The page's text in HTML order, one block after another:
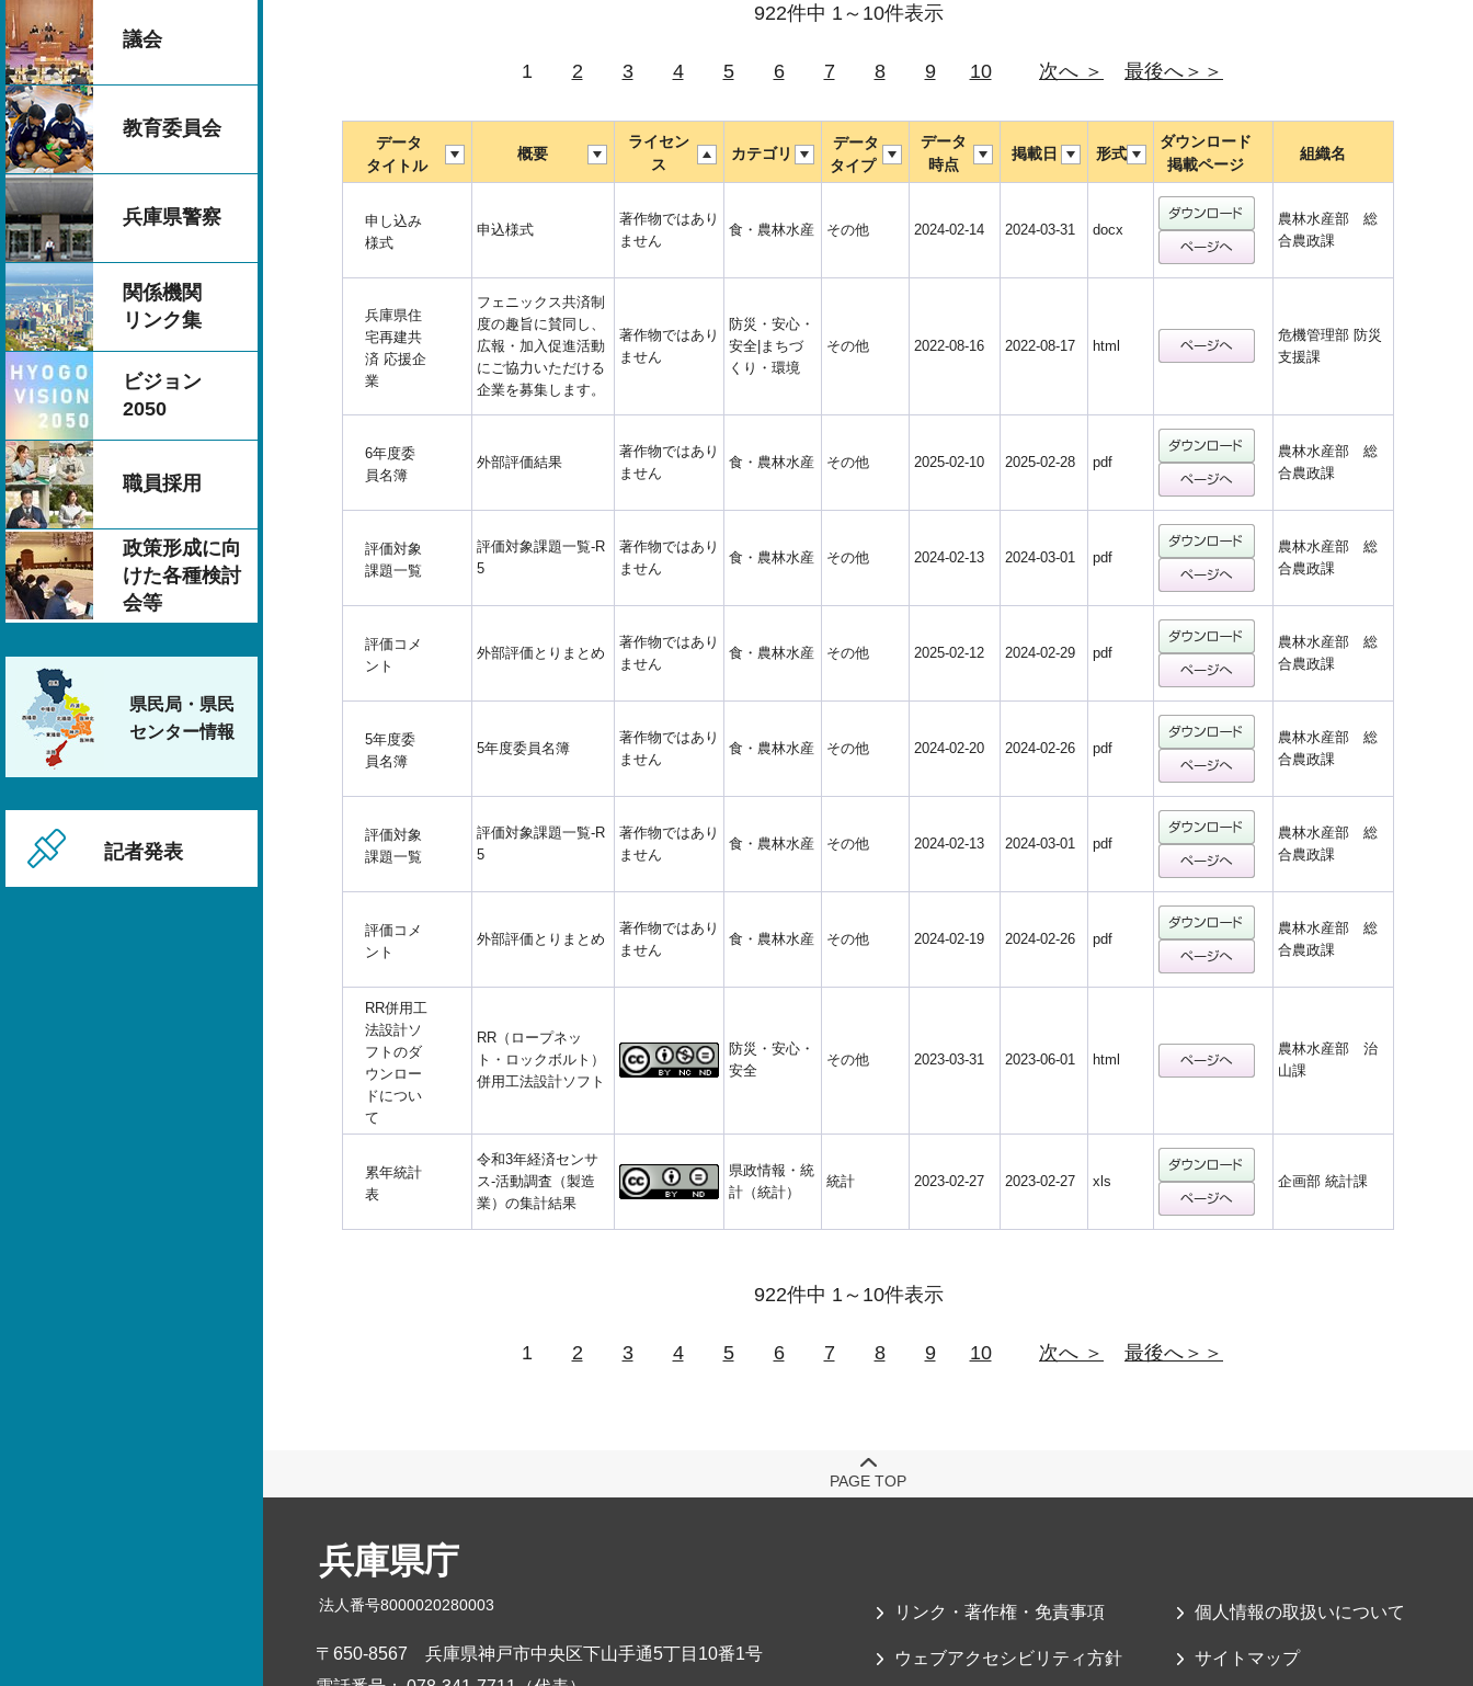
議会
教育委員会
兵庫県警察
関係機関
リンク集
ビジョン
2050
職員採用
政策形成に向
けた各種検討
会等
県民局・県民
センター情報
記者発表
922件中 1～10件表示
1 2 3 4 5 6 7 8 9 10 次へ ＞ 最後へ＞＞
データ
タイトル
概要
ライセン
ス
カテゴリ
データ
タイプ
データ
時点
掲載日 形式
ダウンロード
掲載ページ
組織名
申し込み
様式
申込様式
著作物ではあり
ません
食・農林水産 その他 2024-02-14 2024-03-31 docx
農林水産部 総
合農政課
兵庫県住
宅再建共
済 応援企
業
フェニックス共済制
度の趣旨に賛同し、
広報・加入促進活動
にご協力いただける
企業を募集します。
著作物ではあり
ません
防災・安心・
安全|まちづ
くり・環境
その他 2022-08-16 2022-08-17 html
危機管理部 防災
支援課
6年度委
員名簿
外部評価結果
著作物ではあり
ません
食・農林水産 その他 2025-02-10 2025-02-28 pdf
農林水産部 総
合農政課
評価対象
課題一覧
評価対象課題一覧-R
5
著作物ではあり
ません
食・農林水産 その他 2024-02-13 2024-03-01 pdf
農林水産部 総
合農政課
評価コメ
ント
外部評価とりまとめ
著作物ではあり
ません
食・農林水産 その他 2025-02-12 2024-02-29 pdf
農林水産部 総
合農政課
5年度委
員名簿
5年度委員名簿
著作物ではあり
ません
食・農林水産 その他 2024-02-20 2024-02-26 pdf
農林水産部 総
合農政課
評価対象
課題一覧
評価対象課題一覧-R
5
著作物ではあり
ません
食・農林水産 その他 2024-02-13 2024-03-01 pdf
農林水産部 総
合農政課
評価コメ
ント
外部評価とりまとめ
著作物ではあり
ません
食・農林水産 その他 2024-02-19 2024-02-26 pdf
農林水産部 総
合農政課
RR併用工
法設計ソ
フトのダ
ウンロー
ドについ
て
RR（ロープネッ
ト・ロックボルト）
併用工法設計ソフト
防災・安心・
安全
その他 2023-03-31 2023-06-01 html
農林水産部 治
山課
累年統計
表
令和3年経済センサ
ス-活動調査（製造
業）の集計結果
県政情報・統
計（統計）
統計 2023-02-27 2023-02-27 xls 企画部 統計課
922件中 1～10件表示
1 2 3 4 5 6 7 8 9 10 次へ ＞ 最後へ＞＞
PAGE TOP
兵庫県庁
法人番号8000020280003
〒650-8567
兵庫県神戸市中央区下山手通5丁目10番1号
リンク・著作権・免責事項 個人情報の取扱いについて
ウェブアクセシビリティ方針 サイトマップ